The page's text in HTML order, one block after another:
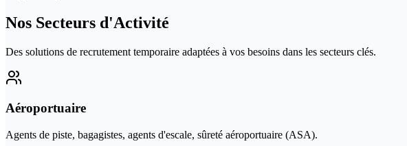
Nos Secteurs d'Activité
Des solutions de recrutement temporaire adaptées à vos besoins dans les secteurs clés.
Aéroportuaire
Agents de piste, bagagistes, agents d'escale, sûreté aéroportuaire (ASA).